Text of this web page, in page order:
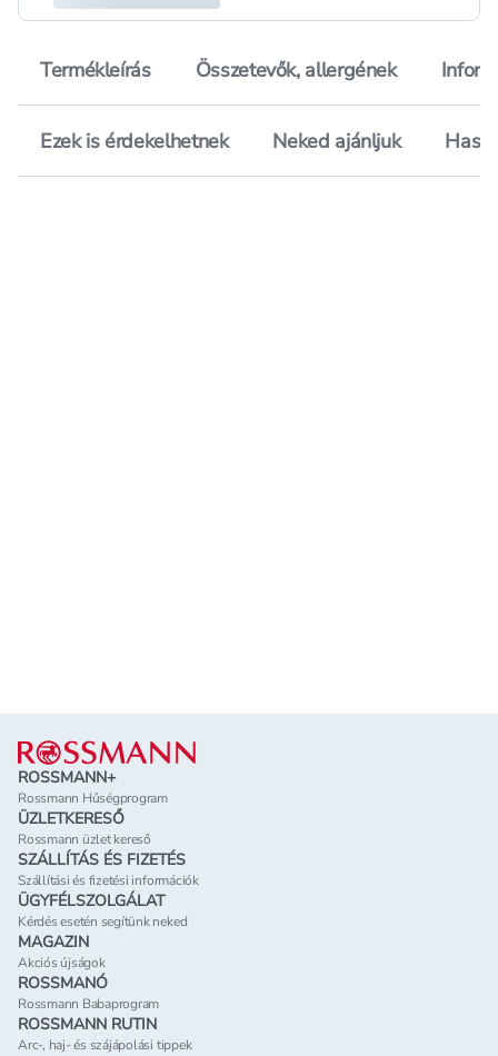
Termékleírás Összetevők, allergének
Ezek is érdekelhetnek Neked ajánljuk
Lábléc
ROSSMANN+
Rossmann Hűségprogram
ÜZLETKERESŐ
Rossmann üzlet kereső
SZÁLLÍTÁS ÉS FIZETÉS
Szállítási és fizetési információk
ÜGYFÉLSZOLGÁLAT
Kérdés esetén segítünk neked
MAGAZIN
Akciós újságok
ROSSMANÓ
Rossmann Babaprogram
ROSSMANN RUTIN
Arc-, haj- és szájápolási tippek